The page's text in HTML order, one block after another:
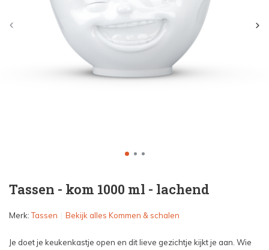
Tassen - kom 1000 ml - lachend
Merk:Tassen Bekijk alles Kommen & schalen
Je doet je keukenkastje open en dit lieve gezichtje kijkt je aan. Wie